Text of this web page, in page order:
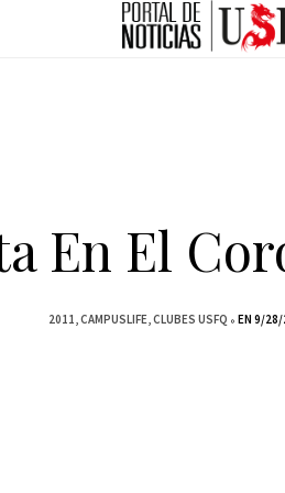
En El
2011 CAMPUSLIFE CLUBES USFQ EN 9/